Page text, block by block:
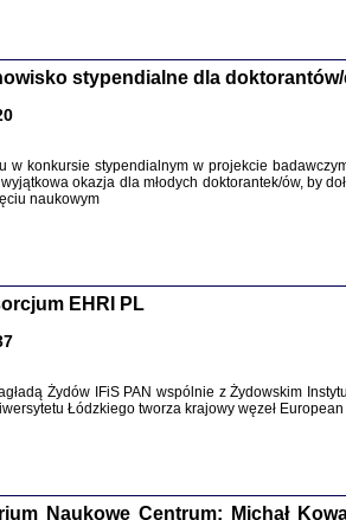
stypendialne dla
w konkursie stypendialnym w projekcie
okazja dla młodych doktorantek/ów, by
naukowym
EHRI PL
Żydów IFiS PAN wspólnie z Żydowskim
Łódzkiego tworza krajowy węzeł
Naukowe Centrum: Michał